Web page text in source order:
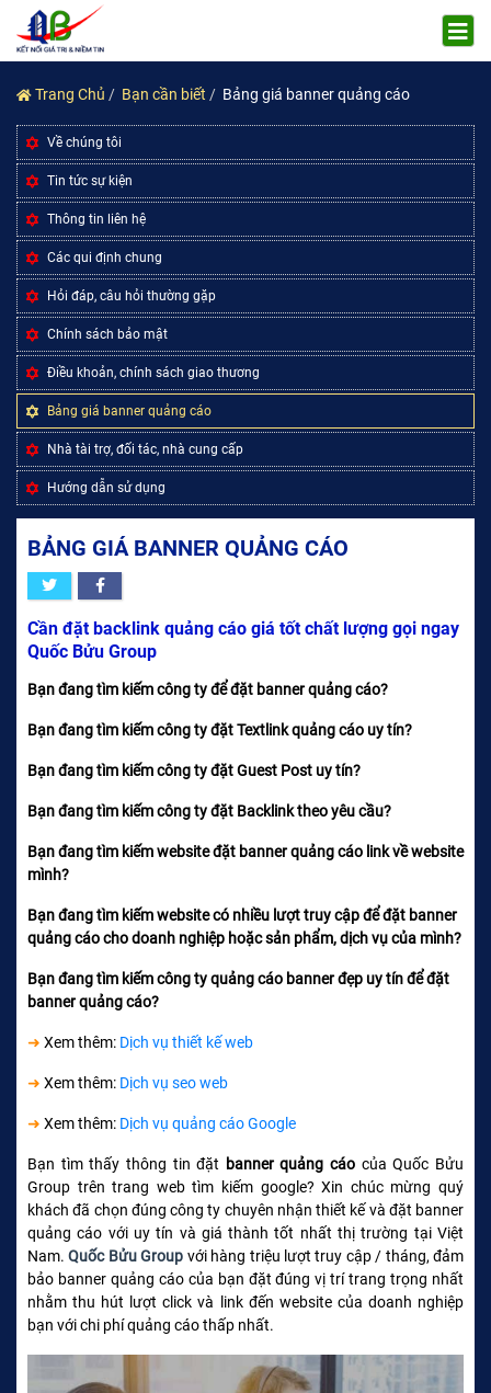
Trang Chủ Bạn cần biết Bảng giá banner quảng cáo
Về chúng tôi
Tin tức sự kiện
Thông tin liên hệ
Các qui định chung
Hỏi đáp, câu hỏi thường gặp
Chính sách bảo mật
Điều khoản, chính sách giao thương
Bảng giá banner quảng cáo
Nhà tài trợ, đối tác, nhà cung cấp
Hướng dẫn sử dụng
BẢNG GIÁ BANNER QUẢNG CÁO
Cần đặt backlink quảng cáo giá tốt chất lượng gọi ngay
Quốc Bửu Group
Bạn đang tìm kiếm công ty để đặt banner quảng cáo?
Bạn đang tìm kiếm công ty đặt Textlink quảng cáo uy tín?
Bạn đang tìm kiếm công ty đặt Guest Post uy tín?
Bạn đang tìm kiếm công ty đặt Backlink theo yêu cầu?
Bạn đang tìm kiếm website đặt banner quảng cáo link về website
mình?
Bạn đang tìm kiếm website có nhiều lượt truy cập để đặt banner
quảng cáo cho doanh nghiệp hoặc sản phẩm, dịch vụ của mình?
Bạn đang tìm kiếm công ty quảng cáo banner đẹp uy tín để đặt
banner quảng cáo?
➜ Xem thêm: Dịch vụ thiết kế web
➜ Xem thêm: Dịch vụ seo web
➜ Xem thêm: Dịch vụ quảng cáo Google
Bạn tìm thấy thông tin đặt banner quảng cáo của Quốc Bửu
Group trên trang web tìm kiếm google? Xin chúc mừng quý
khách đã chọn đúng công ty chuyên nhận thiết kế và đặt banner
quảng cáo với uy tín và giá thành tốt nhất thị trường tại Việt
Nam.Quốc Bửu Group với hàng triệu lượt truy cập / tháng, đảm
bảo banner quảng cáo của bạn đặt đúng vị trí trang trọng nhất
nhằm thu hút lượt click và link đến website của doanh nghiệp
bạn với chi phí quảng cáo thấp nhất.